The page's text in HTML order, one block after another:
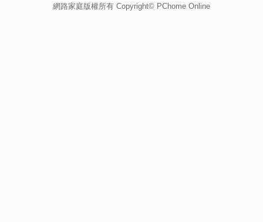
網路家庭版權所有 Copyright© PChome Online